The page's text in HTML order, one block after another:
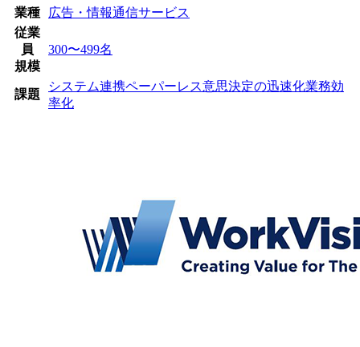
業種
広告・情報通信サービス
従業
員
規模
300〜499名
課題
システム連携ペーパーレス意思決定の迅速化業務効
率化